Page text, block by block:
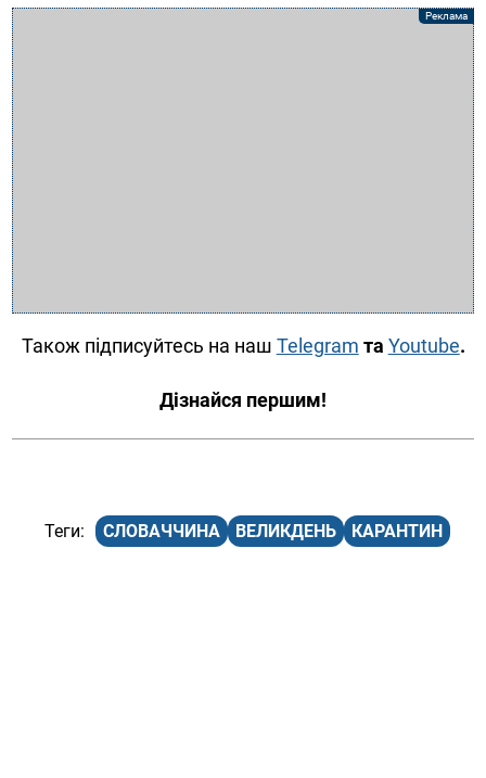
Також підписуйтесь на наш Telegram та Youtube.
Дізнайся першим!
СЛОВАЧЧИНА ВЕЛИКДЕНЬ КАРАНТИН